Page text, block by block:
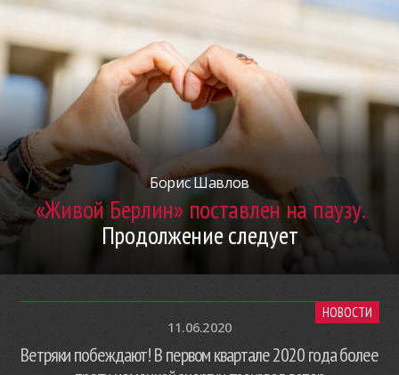
Борис Шавлов
«Живой Берлин» поставлен на паузу.
Продолжение следует
НОВОСТИ
11.06.2020
Ветряки побеждают! В первом квартале 2020 года более